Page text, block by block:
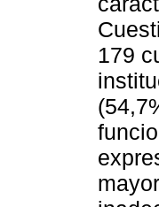
179